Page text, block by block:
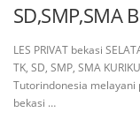
SD,SMP,SMA
LES PRIVAT bekasi
TK, SD, SMP, SMA
Tutorindonesia
bekasi …